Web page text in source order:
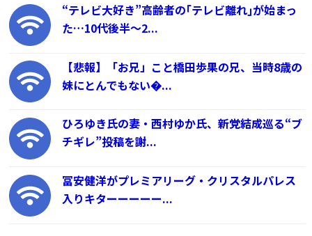
“テレビ大好き”高齢者の｢テレビ離れ｣が始まっ
た…10代後半～2...
【悲報】「お兄」こと橋田歩果の兄、当時8歳の
妹にとんでもない�...
ひろゆき氏の妻・西村ゆか氏、新党結成巡る“ブ
チギレ”投稿を謝...
冨安健洋がプレミアリーグ・クリスタルパレス
入りキターーーーー...